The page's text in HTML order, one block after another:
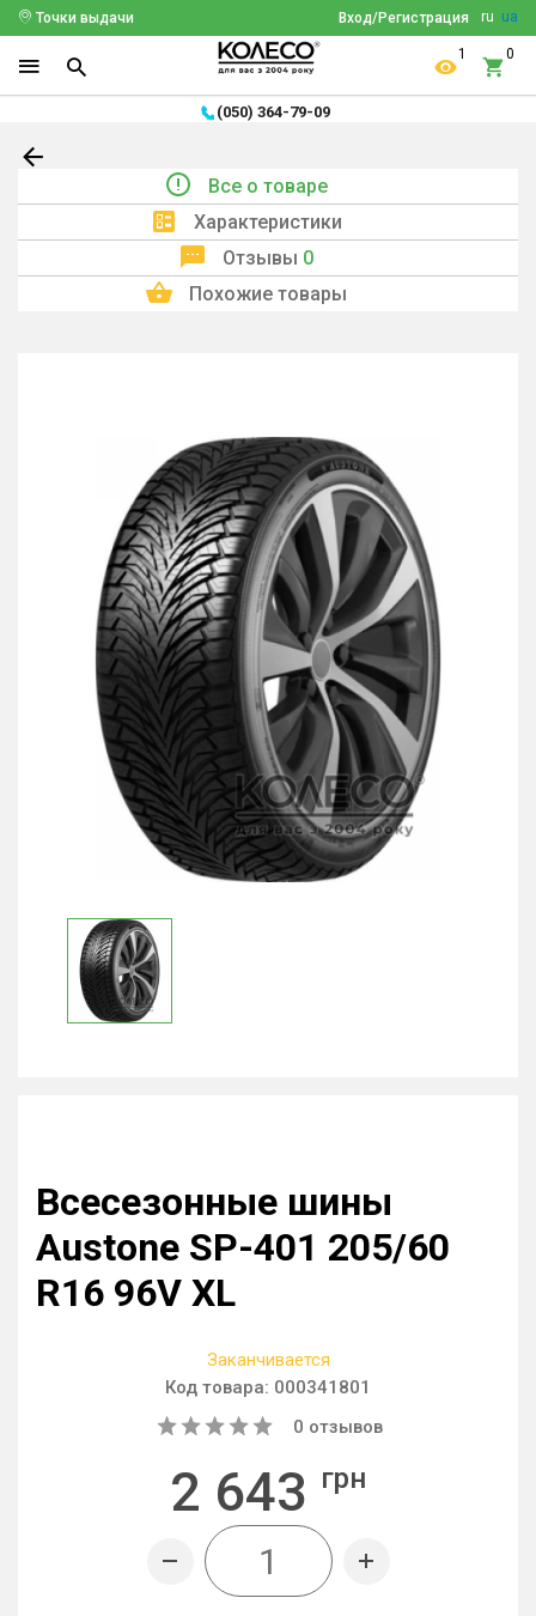
ru ua
Вход/Регистрация
Точки выдачи
1 0
(050) 364-79-09
Все о товаре
Характеристики
Отзывы 0
Похожие товары
Всесезонные шины
Austone SP-401 205/60
R16 96V XL
Заканчивается
Код товара: 000341801
0 отзывов
2 643 грн